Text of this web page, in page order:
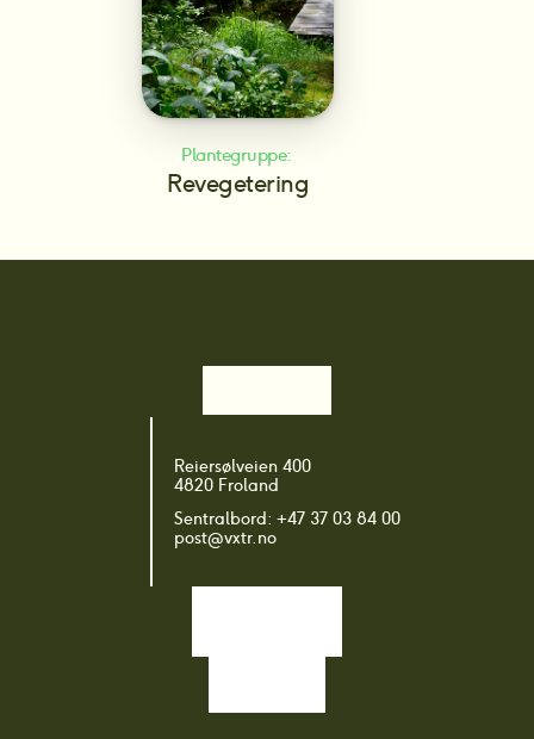
Plantegruppe:
Revegetering
Reiersølveien 400
4820 Froland
Sentralbord: +47 37 03 84 00
post@vxtr.no